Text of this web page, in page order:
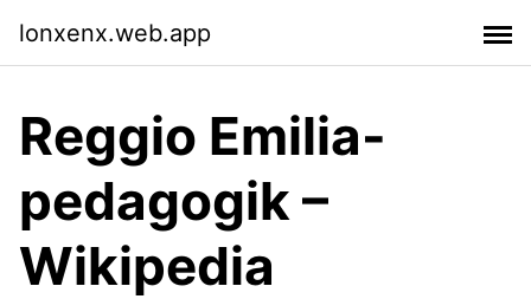
lonxenx.web.app
Reggio Emilia-
pedagogik –
Wikipedia